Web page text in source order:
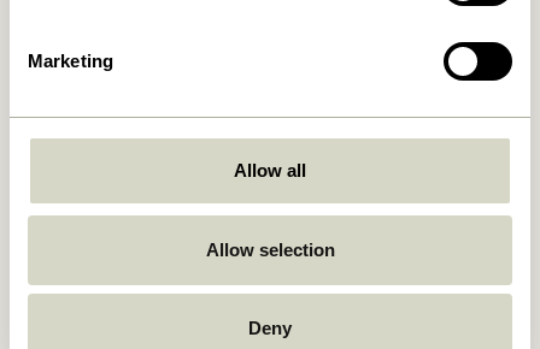
Marketing
Allow all
Allow selection
Deny
Gå tilbage